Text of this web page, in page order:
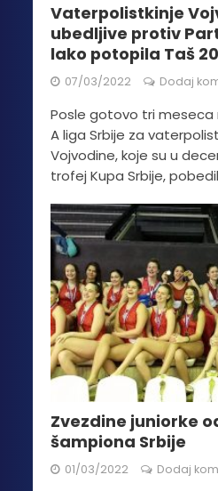
Vaterpolistkinje
ubedljive protiv
lako potopila Taš
07/03/2022 Dodaj
Posle gotovo tri meseca
A liga Srbije za
Vojvodine, koje su u
trofej Kupa Srbije,
Zvezdine juniorke
šampiona Srbije
01/03/2022 Dodaj